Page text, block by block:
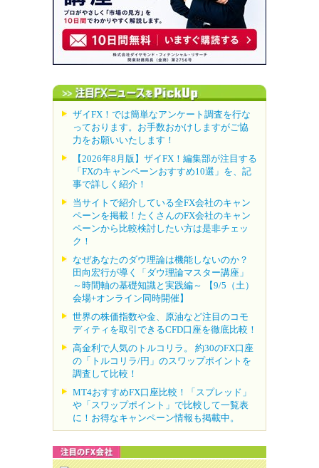
ザイFX！では簡単なアンケート調査を行な
っております。お手数おかけしますがご協
力をお願いいたします！
【2026年8月版】ザイFX！編集部が注目する
「FXのキャンペーンおすすめ10選」を、記
事で詳しく紹介！
当サイトで紹介している全FX会社のキャン
ペーンを掲載！たくさんのFX会社のキャン
ペーンから比較検討したい方は是非チェッ
ク！
なぜあなたのダウ理論は機能しないのか？
田向宏行が導く「ダウ理論マスター講座」
～時間軸の基礎知識と実践編～ 【9/5（土）
会場+オンライン同時開催】
世界の株価指数や金、原油など注目のコモ
ディティを取引できるCFD口座を徹底比較！
高金利で人気のトルコリラ。 約30のFX口座
の「トルコリラ/円」のスワップポイントを
調査して比較！
MT4おすすめFX口座比較！「スプレッド」
や「スワップポイント」で比較して一覧表
に！お得なキャンペーン情報も掲載中。